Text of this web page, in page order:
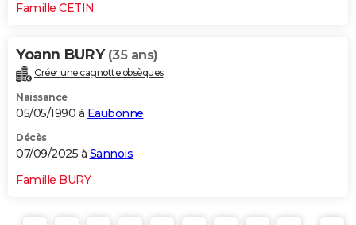
Famille CETIN
Yoann BURY (35 ans)
Créer une cagnotte obsèques
Naissance
05/05/1990 à Eaubonne
Décès
07/09/2025 à Sannois
Famille BURY